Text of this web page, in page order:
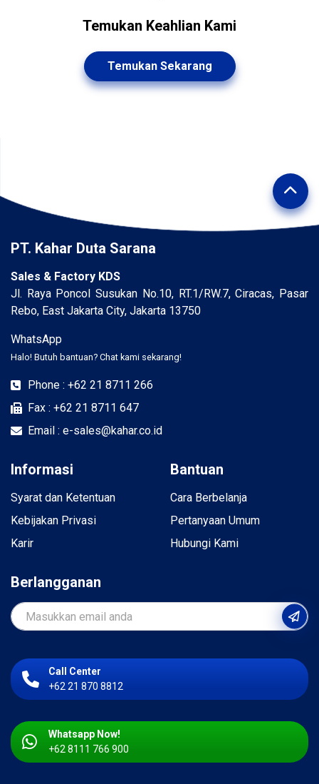
Temukan Keahlian Kami
Temukan Sekarang
PT. Kahar Duta Sarana
Sales & Factory KDS
Jl. Raya Poncol Susukan No.10, RT.1/RW.7, Ciracas, Pasar
Rebo, East Jakarta City, Jakarta 13750
WhatsApp
Halo! Butuh bantuan? Chat kami sekarang!
Phone : +62 21 8711 266
Fax : +62 21 8711 647
Email : e-sales@kahar.co.id
Informasi
Syarat dan Ketentuan
Kebijakan Privasi
Karir
Bantuan
Cara Berbelanja
Pertanyaan Umum
Hubungi Kami
Berlangganan
Call Center
+62 21 870 8812
Whatsapp Now!
+62 8111 766 900